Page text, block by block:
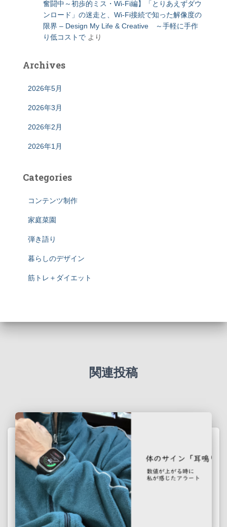
奮闘中～初歩的ミス・Wi-Fi編】「とりあえずダウ
ンロード」の迷走と、Wi-Fi接続で知った解像度の
限界 – Design My Life & Creative ～手軽に手作
り低コストで より
Archives
2026年5月
2026年3月
2026年2月
2026年1月
Categories
コンテンツ制作
家庭菜園
弾き語り
暮らしのデザイン
筋トレ＋ダイエット
関連投稿